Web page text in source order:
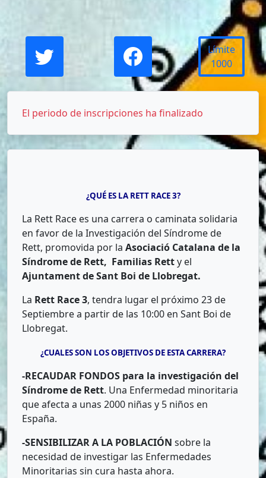
Límite
1000
El periodo de inscripciones ha finalizado
¿QUÉ ES LA RETT RACE 3?
La Rett Race es una carrera o caminata solidaria
en favor de la Investigación del Síndrome de
Rett, promovida por la Asociació Catalana de la
Síndrome de Rett, Familias Retty el
Ajuntament de Sant Boi de Llobregat.
La Rett Race 3, tendra lugar el próximo 23 de
Septiembre a partir de las 10:00 en Sant Boi de
Llobregat.
¿CUALES SON LOS OBJETIVOS DE ESTA CARRERA?
-RECAUDAR FONDOS para la investigación del
Síndrome de Rett. Una Enfermedad minoritaria
que afecta a unas 2000 niñas y 5 niños en
España.
-SENSIBILIZAR A LA POBLACIÓN sobre la
necesidad de investigar las Enfermedades
Minoritarias sin cura hasta ahora.